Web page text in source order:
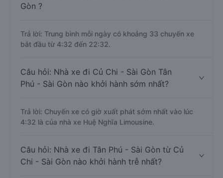
Gòn ?
Trả lời: Trung bình mỗi ngày có khoảng 33 chuyến xe
bắt đầu từ 4:32 đến 22:32.
Câu hỏi: Nhà xe đi Củ Chi - Sài Gòn Tân
Phú - Sài Gòn nào khởi hành sớm nhất?
Trả lời: Chuyến xe có giờ xuất phát sớm nhất vào lúc
4:32 là của nhà xe Huệ Nghĩa Limousine.
Câu hỏi: Nhà xe đi Tân Phú - Sài Gòn từ Củ
Chi - Sài Gòn nào khởi hành trễ nhất?